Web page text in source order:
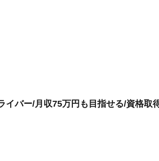
イバー/月収75万円も目指せる/資格取